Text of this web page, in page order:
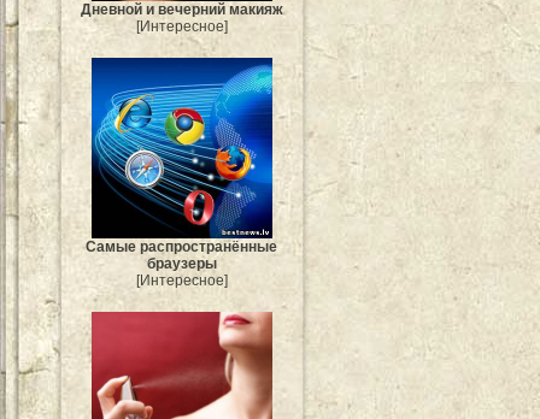
Дневной и вечерний макияж
[Интересное]
Самые распространённые
браузеры
[Интересное]